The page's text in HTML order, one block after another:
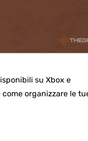
su Xbox e
organizzare le